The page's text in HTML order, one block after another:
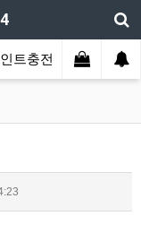
트충전 장르별 모음